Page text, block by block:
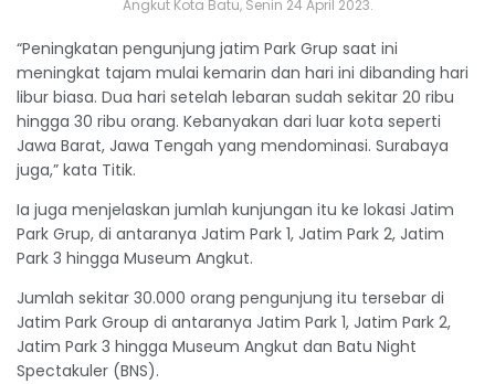
Angkut Kota Batu, Senin 24 April 2023.
“Peningkatan pengunjung jatim Park Grup saat ini
meningkat tajam mulai kemarin dan hari ini dibanding hari
libur biasa. Dua hari setelah lebaran sudah sekitar 20 ribu
hingga 30 ribu orang. Kebanyakan dari luar kota seperti
Jawa Barat, Jawa Tengah yang mendominasi. Surabaya
juga,” kata Titik.
Ia juga menjelaskan jumlah kunjungan itu ke lokasi Jatim
Park Grup, di antaranya Jatim Park 1, Jatim Park 2, Jatim
Park 3 hingga Museum Angkut.
Jumlah sekitar 30.000 orang pengunjung itu tersebar di
Jatim Park Group di antaranya Jatim Park 1, Jatim Park 2,
Jatim Park 3 hingga Museum Angkut dan Batu Night
Spectakuler (BNS).